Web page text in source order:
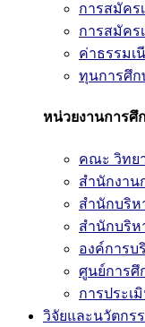
การสมัค
การสมัค
ค่าธรรมเ
ทุนการศึก
หน่วยงานการศึ
คณะ วิทย
สำนักงาน
สำนักบริห
สำนักบริห
องค์การบ
ศูนย์การศึ
การประเ
วิจัยและนวัตกร